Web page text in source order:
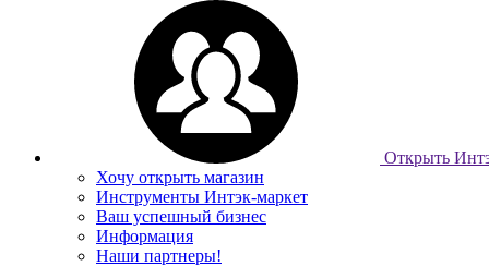
Открыть
Хочу открыть магазин
Инструменты Интэк-маркет
Ваш успешный бизнес
Информация
Наши партнеры!